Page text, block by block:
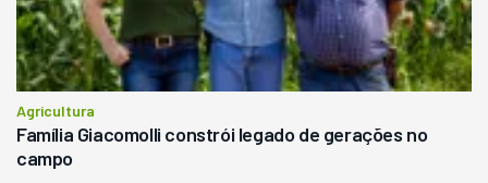
Agricultura
Família Giacomolli constrói legado de gerações no
campo